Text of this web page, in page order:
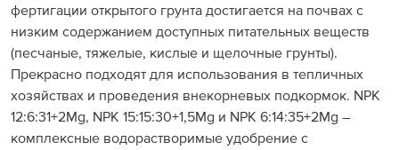
фертигации открытого грунта достигается на почвах с
низким содержанием доступных питательных веществ
(песчаные, тяжелые, кислые и щелочные грунты).
Прекрасно подходят для использования в тепличных
хозяйствах и проведения внекорневых подкормок. NPK
12:6:31+2Mg, NPK 15:15:30+1,5Mg и NPK 6:14:35+2Mg –
комплексные водорастворимые удобрение с